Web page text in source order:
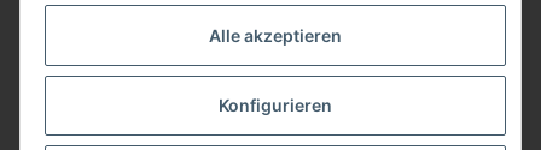
Alle akzeptieren
Konfigurieren
Herstellerinformationen